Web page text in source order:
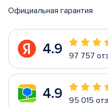
Официальная гарантия
4.9 97 757
4.9 95 015